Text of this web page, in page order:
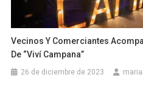
Vecinos Y Comerciantes
De “Viví Campana”
26 de diciembre de 2023